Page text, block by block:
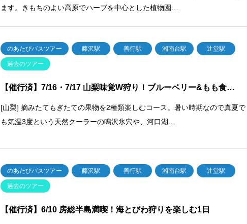
ます。きもちのよい高原でハーブを中心とした植物園…
のあたびバスツアー 藤沢駅 善行駅 湘南台駅 辻堂駅
過去のツアー
【催行済】7/16・7/17 山梨味覚W狩り！ブルーベリー&もも食…
[山梨] 摘みたてもぎたての果物を2種類楽しむコース。暑い時期なので真夏で
も気温3度という天然クーラーの鳴沢氷穴や、河口湖…
のあたびバスツアー 藤沢駅 善行駅 湘南台駅 辻堂駅
過去のツアー
【催行済】6/10 房総半島満喫！海とびわ狩りを楽しむ1日